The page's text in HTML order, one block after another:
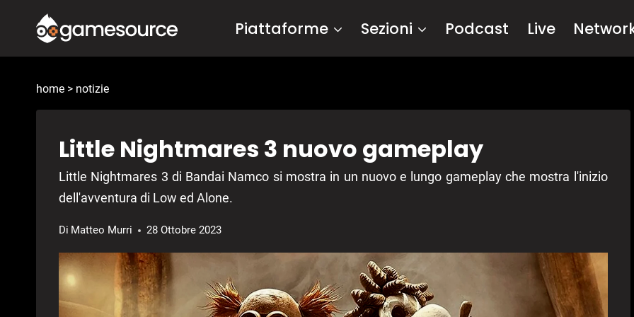
contenuto
Piattaforme Sezioni Podcast Live
home > notizie
Little Nightmares 3 nuovo gameplay
Little Nightmares 3 di Bandai Namco si mostra in un nuovo e lungo gameplay che mostra l'inizio
dell'avventura di Low ed Alone.
Di Matteo Murri 28 Ottobre 2023